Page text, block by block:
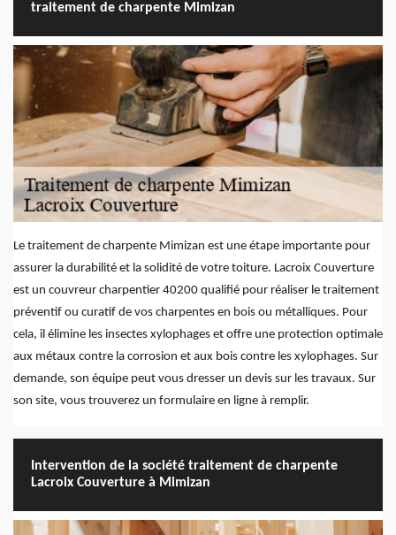
traitement de charpente Mimizan
Le traitement de charpente Mimizan est une étape importante pour
assurer la durabilité et la solidité de votre toiture. Lacroix Couverture
est un couvreur charpentier 40200 qualifié pour réaliser le traitement
préventif ou curatif de vos charpentes en bois ou métalliques. Pour
cela, il élimine les insectes xylophages et offre une protection optimale
aux métaux contre la corrosion et aux bois contre les xylophages. Sur
demande, son équipe peut vous dresser un devis sur les travaux. Sur
son site, vous trouverez un formulaire en ligne à remplir.
Intervention de la société traitement de charpente
Lacroix Couverture à Mimizan